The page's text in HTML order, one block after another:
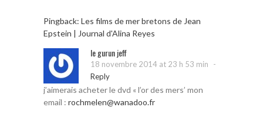
Pingback: Les films de mer bretons de Jean
Epstein | Journal d'Alina Reyes
le gurun jeff
18 novembre 2014 at 23 h 53 min -
Reply
j’aimerais acheter le dvd « l’or des mers’ mon
email : rochmelen@wanadoo.fr